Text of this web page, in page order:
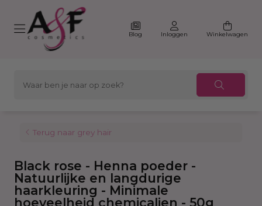
Blog Inloggen Winkelwagen
Terug naar grey hair
Black rose - Henna poeder -
Natuurlijke en langdurige
haarkleuring - Minimale
hoeveelheid chemicalien - 50g